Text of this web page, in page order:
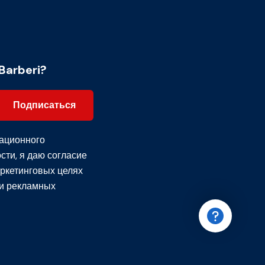
Подписаться
, я даю согласие
целях
рекламных